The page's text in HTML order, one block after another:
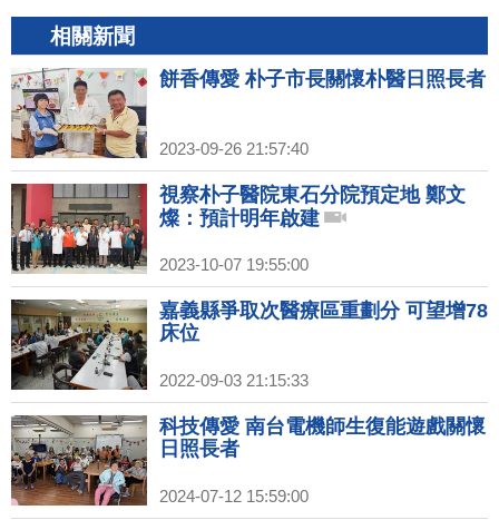
相關新聞
餅香傳愛 朴子市長關懷朴醫日照長者
2023-09-26 21:57:40
視察朴子醫院東石分院預定地 鄭文
燦：預計明年啟建
2023-10-07 19:55:00
嘉義縣爭取次醫療區重劃分 可望增78
床位
2022-09-03 21:15:33
科技傳愛 南台電機師生復能遊戲關懷
日照長者
2024-07-12 15:59:00